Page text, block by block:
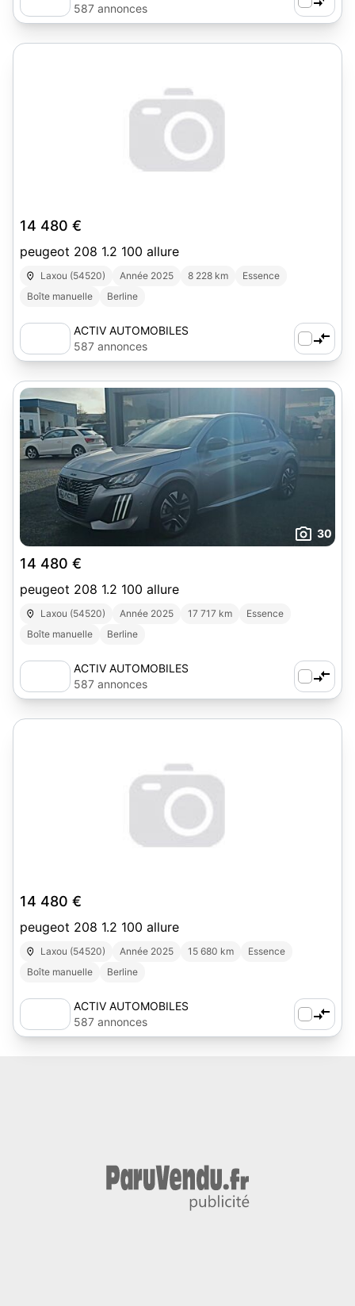
587 annonces
14 480 €
peugeot 208 1.2 100 allure
Laxou (54520) Année 2025 8 228 km
Essence
Boîte manuelle
Berline
ACTIV AUTOMOBILES
587 annonces
30
14 480 €
peugeot 208 1.2 100 allure
Laxou (54520) Année 2025 17 717 km
Essence
Boîte manuelle
Berline
ACTIV AUTOMOBILES
587 annonces
14 480 €
peugeot 208 1.2 100 allure
Laxou (54520) Année 2025 15 680 km
Essence
Boîte manuelle
Berline
ACTIV AUTOMOBILES
587 annonces